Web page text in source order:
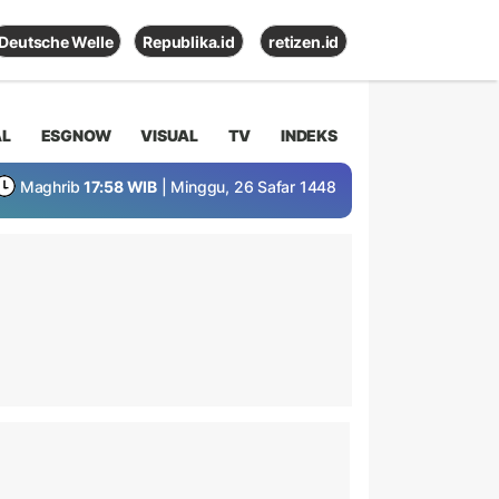
Deutsche Welle Republika.id retizen.id
ESGNOW VISUAL TV INDEKS
Maghrib 17:58 WIB | Minggu, 26 Safar 1448